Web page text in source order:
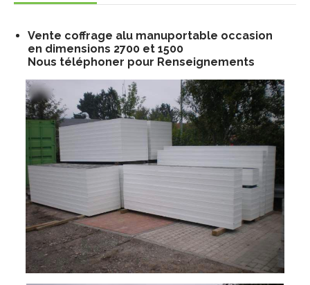
Vente coffrage alu manuportable occasion
en dimensions 2700 et 1500
Nous téléphoner pour Renseignements